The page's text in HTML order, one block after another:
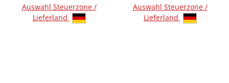
Auswahl Steuerzone /
Lieferland
Auswahl Steuerzone /
Lieferland